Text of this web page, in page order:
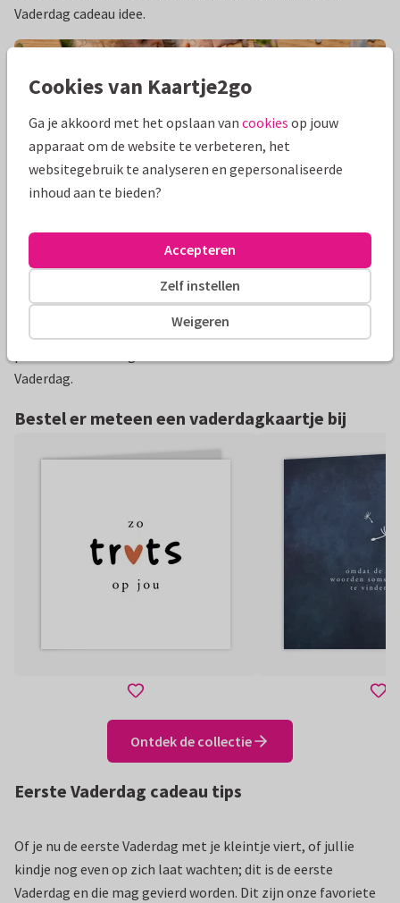
Vaderdag cadeau idee.
Vaderdag puzzel
Jullie mooiste momenten omgetoverd tot puzzel. En samen
Vaderdag.
Bestel er meteen een vaderdagkaartje bij
Ontdek de collectie
Eerste Vaderdag cadeau tips
Of je nu de eerste Vaderdag met je kleintje viert, of jullie
kindje nog even op zich laat wachten; dit is de eerste
Vaderdag en die mag gevierd worden. Dit zijn onze favoriete
Cookies van Kaartje2go
Ga je akkoord met het opslaan van cookies op jouw
apparaat om de website te verbeteren, het
websitegebruik te analyseren en gepersonaliseerde
inhoud aan te bieden?
Weigeren
Zelf instellen
Accepteren